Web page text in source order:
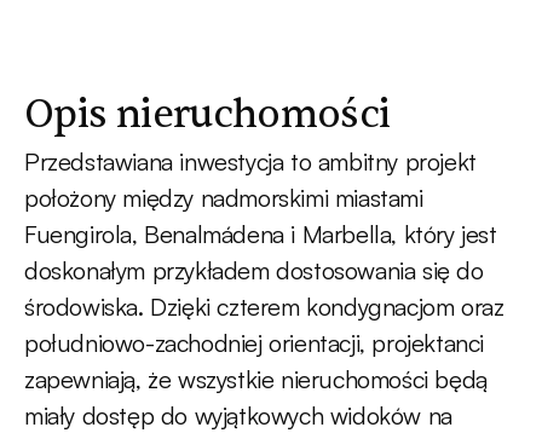
Opis nieruchomości
Przedstawiana inwestycja to ambitny projekt
położony między nadmorskimi miastami
Fuengirola, Benalmádena i Marbella, który jest
doskonałym przykładem dostosowania się do
środowiska. Dzięki czterem kondygnacjom oraz
południowo-zachodniej orientacji, projektanci
zapewniają, że wszystkie nieruchomości będą
miały dostęp do wyjątkowych widoków na